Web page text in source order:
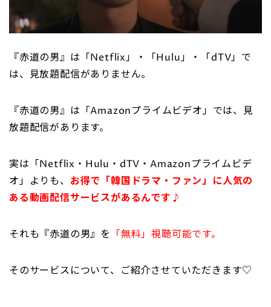
『赤道の男』は「Netflix」・「Hulu」・「dTV」で
は、見放題配信がありません。
『赤道の男』は「Amazonプライムビデオ」では、見
放題配信があります。
実は「Netflix・Hulu・dTV・Amazonプライムビデ
オ」よりも、 お得で「韓国ドラマ・ファン」に人気の
ある動画配信サービスがあるんです♪
それも『赤道の男』を 「無料」視聴可能です。
そのサービスについて、ご紹介させていただきます♡